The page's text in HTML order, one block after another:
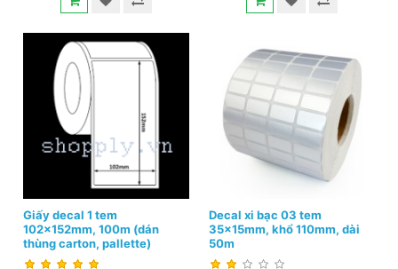
Giấy decal 1 tem
102x152mm, 100m (dán
thùng carton, pallette)
Decal xi bạc 03 tem
35x15mm, khổ 110mm, dài
50m